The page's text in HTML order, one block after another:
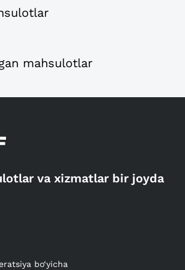
mahsulotlar
va xizmatlar bir joyda
bo‘yicha